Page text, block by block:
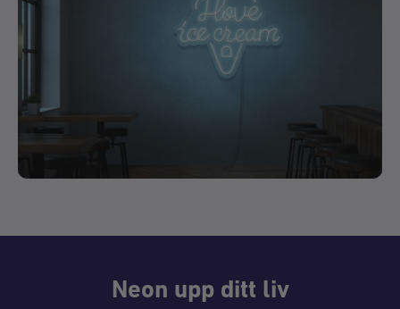
Neon upp ditt liv